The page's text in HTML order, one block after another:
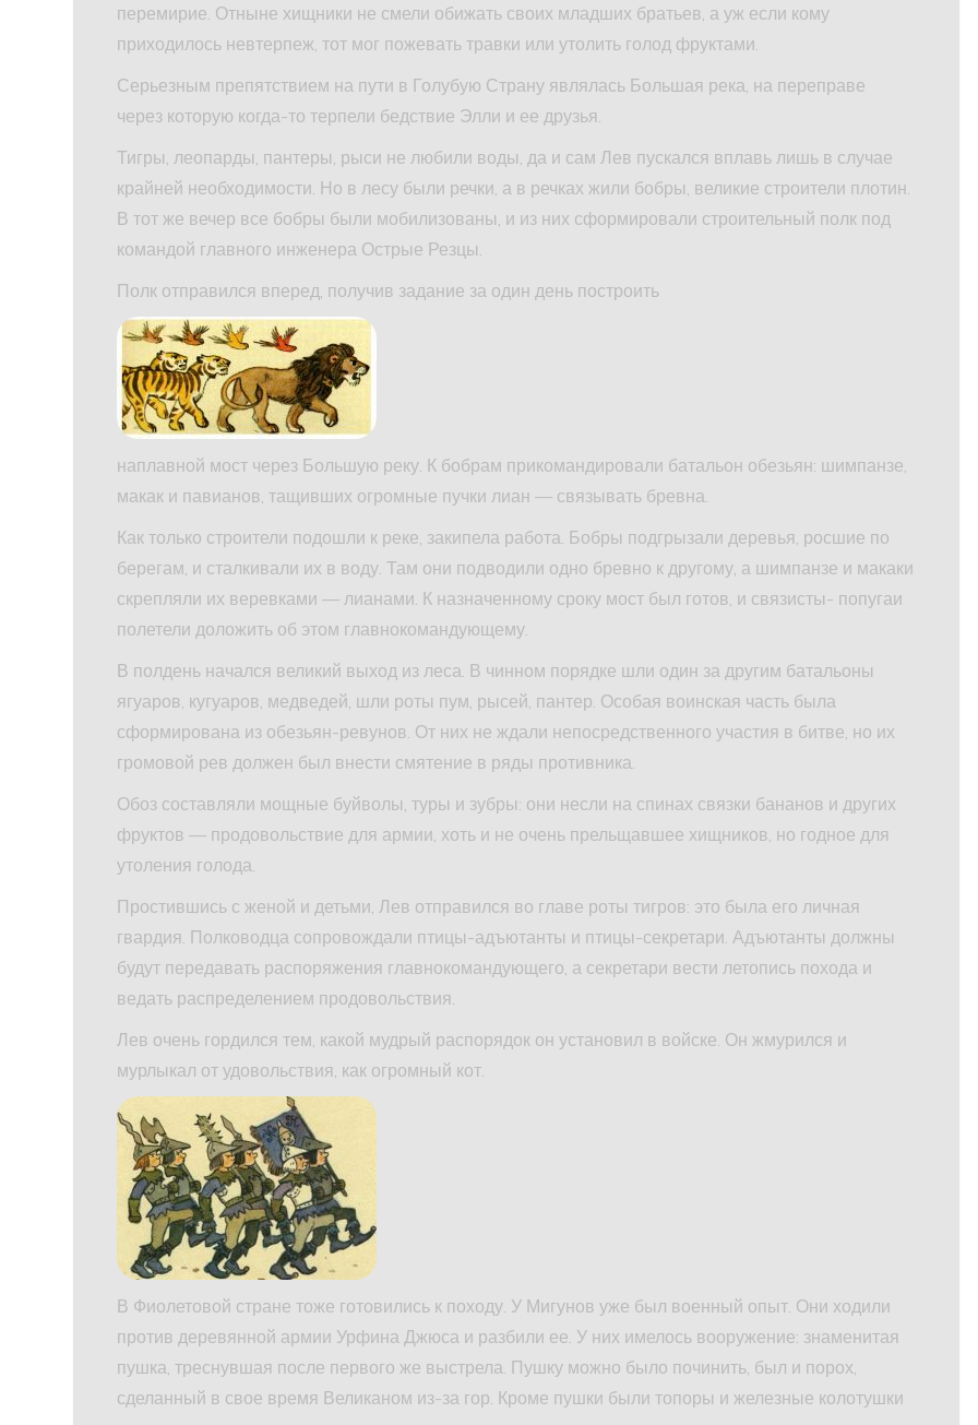
перемирие. Отныне хищники не смели обижать своих младших братьев, а уж если кому
приходилось невтерпеж, тот мог пожевать травки или утолить голод фруктами.
Серьезным препятствием на пути в Голубую Страну являлась Большая река, на переправе
через которую когда-то терпели бедствие Элли и ее друзья.
Тигры, леопарды, пантеры, рыси не любили воды, да и сам Лев пускался вплавь лишь в случае
крайней необходимости. Но в лесу были речки, а в речках жили бобры, великие строители плотин.
В тот же вечер все бобры были мобилизованы, и из них сформировали строительный полк под
командой главного инженера Острые Резцы.
Полк отправился вперед, получив задание за один день построить
наплавной мост через Большую реку. К бобрам прикомандировали батальон обезьян: шимпанзе,
макак и павианов, тащивших огромные пучки лиан — связывать бревна.
Как только строители подошли к реке, закипела работа. Бобры подгрызали деревья, росшие по
берегам, и сталкивали их в воду. Там они подводили одно бревно к другому, а шимпанзе и макаки
скрепляли их веревками — лианами. К назначенному сроку мост был готов, и связисты- попугаи
полетели доложить об этом главнокомандующему.
В полдень начался великий выход из леса. В чинном порядке шли один за другим батальоны
ягуаров, кугуаров, медведей, шли роты пум, рысей, пантер. Особая воинская часть была
сформирована из обезьян-ревунов. От них не ждали непосредственного участия в битве, но их
громовой рев должен был внести смятение в ряды противника.
Обоз составляли мощные буйволы, туры и зубры: они несли на спинах связки бананов и других
фруктов — продовольствие для армии, хоть и не очень прельщавшее хищников, но годное для
утоления голода.
Простившись с женой и детьми, Лев отправился во главе роты тигров: это была его личная
гвардия. Полководца сопровождали птицы-адъютанты и птицы-секретари. Адъютанты должны
будут передавать распоряжения главнокомандующего, а секретари вести летопись похода и
ведать распределением продовольствия.
Лев очень гордился тем, какой мудрый распорядок он установил в войске. Он жмурился и
мурлыкал от удовольствия, как огромный кот.
В Фиолетовой стране тоже готовились к походу. У Мигунов уже был военный опыт. Они ходили
против деревянной армии Урфина Джюса и разбили ее. У них имелось вооружение: знаменитая
пушка, треснувшая после первого же выстрела. Пушку можно было починить, был и порох,
сделанный в свое время Великаном из-за гор. Кроме пушки были топоры и железные колотушки